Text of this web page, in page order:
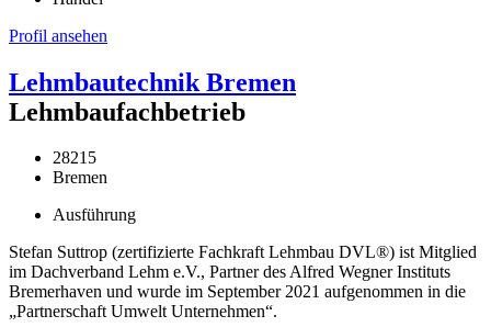
Profil ansehen
Lehmbautechnik Bremen
Lehmbaufachbetrieb
28215
Bremen
Ausführung
Stefan Suttrop (zertifizierte Fachkraft Lehmbau DVL®) ist Mitglied
im Dachverband Lehm e.V., Partner des Alfred Wegner Instituts
Bremerhaven und wurde im September 2021 aufgenommen in die
„Partnerschaft Umwelt Unternehmen“.